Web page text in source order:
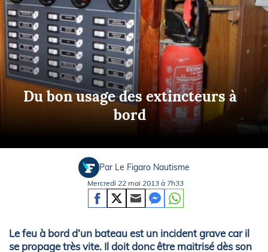
Du bon usage des extincteurs à
bord
Par Le Figaro Nautisme
Mercredi 22 mai 2013 à 7h33
Le feu à bord d’un bateau est un incident grave car il
se propage très vite. Il doit donc être maitrisé dès son